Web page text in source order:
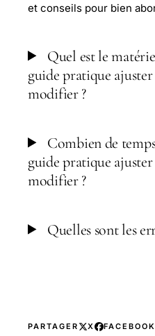
et conseils pour bien
Quel est le
guide pratique
modifier ?
Combien de
guide pratique
modifier ?
Quelles sont les
PARTAGER X FACEBOOK